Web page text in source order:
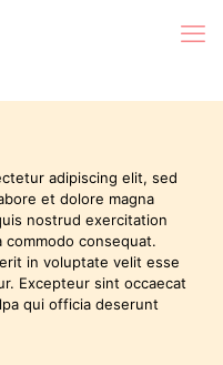
adipiscing elit, sed
et dolore magna
nostrud exercitation
commodo consequat.
in voluptate velit esse
Excepteur sint occaecat
qui officia deserunt